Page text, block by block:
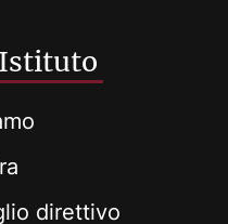
Istituto
direttivo